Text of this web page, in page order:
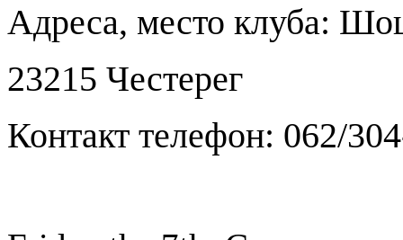
Адреса, место клуба:
23215 Честерег
Контакт телефон: 062/